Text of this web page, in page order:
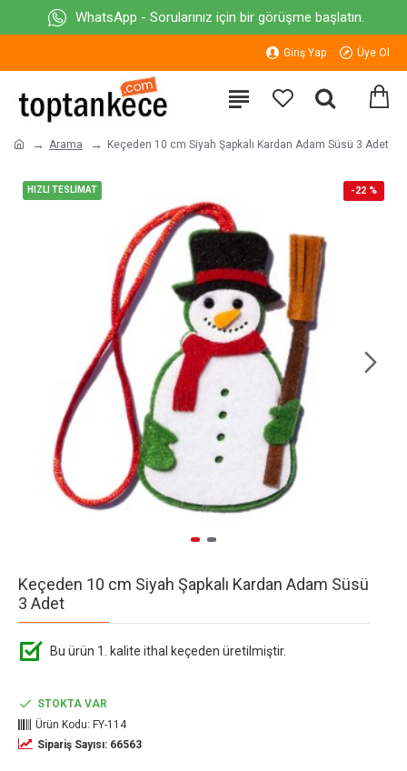
WhatsApp - Sorularınız için bir görüşme başlatın.
Giriş Yap Üye Ol
Arama Keçeden 10 cm Siyah Şapkalı Kardan Adam Süsü 3 Adet
HIZLI TESLİMAT -22 %
Keçeden 10 cm Siyah Şapkalı Kardan Adam Süsü
3 Adet
Bu ürün 1. kalite ithal keçeden üretilmiştir.
STOKTA VAR
Ürün Kodu: FY-114
Sipariş Sayısı: 66563